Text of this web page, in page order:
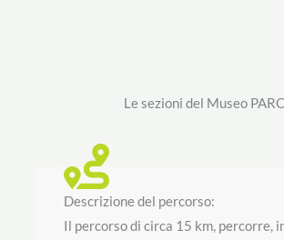
Le sezioni del Museo PARC
Descrizione del percorso:
Il percorso di circa 15 km, percorre,